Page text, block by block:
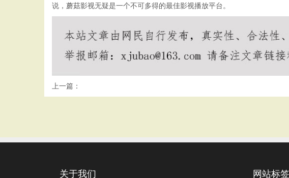
说，蘑菇影视无疑是一个不可多得的最佳影视播放平台。
上一篇：
关于我们 网站标签